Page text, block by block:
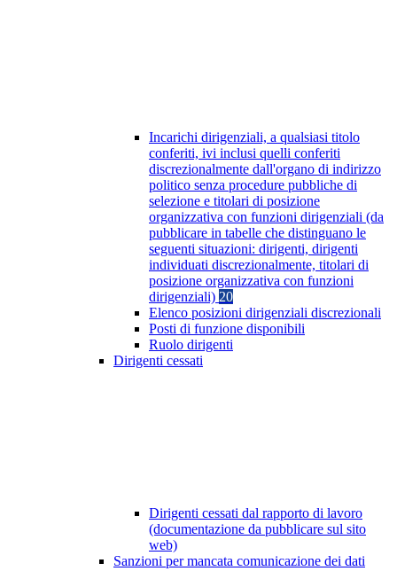
Incarichi dirigenziali, a qualsiasi titolo
conferiti, ivi inclusi quelli conferiti
discrezionalmente dall'organo di indirizzo
politico senza procedure pubbliche di
selezione e titolari di posizione
organizzativa con funzioni dirigenziali (da
pubblicare in tabelle che distinguano le
seguenti situazioni: dirigenti, dirigenti
individuati discrezionalmente, titolari di
posizione organizzativa con funzioni
dirigenziali) 20
Elenco posizioni dirigenziali discrezionali
Posti di funzione disponibili
Ruolo dirigenti
Dirigenti cessati
Dirigenti cessati dal rapporto di lavoro
(documentazione da pubblicare sul sito
web)
Sanzioni per mancata comunicazione dei dati